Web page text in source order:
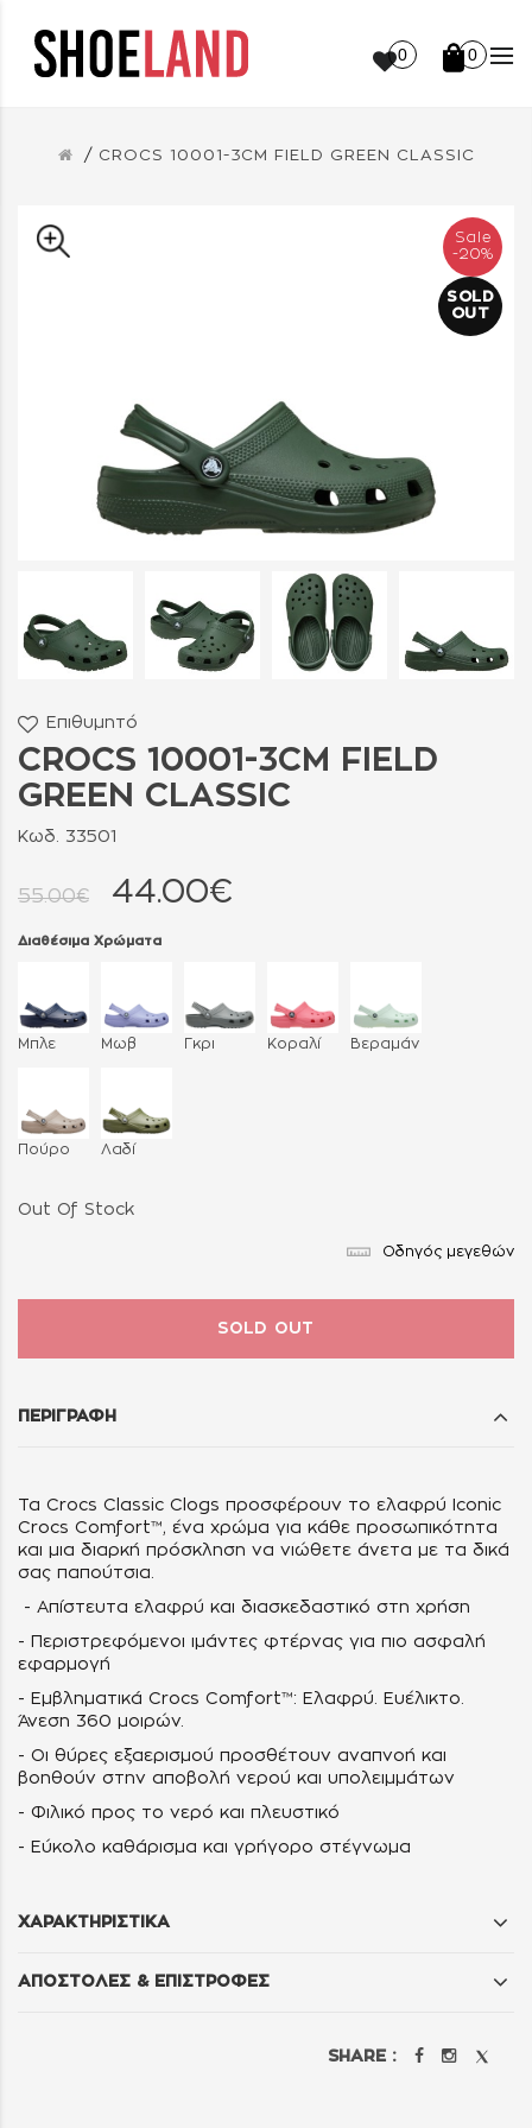
0 0
CROCS 10001-3CM FIELD GREEN CLASSIC
Sale
-20%
SOLD
OUT
Επιθυμητό
CROCS 10001-3CM FIELD
GREEN CLASSIC
Κωδ. 33501
55.00€ 44.00€
Διαθέσιμα Χρώματα
Μπλε Μωβ Γκρι Κοραλί Βεραμάν
Πούρο Λαδί
Out Of Stock
Οδηγός μεγεθών
SOLD OUT
ΠΕΡΙΓΡΑΦΗ
Τα Crocs Classic Clogs προσφέρουν το ελαφρύ Iconic
Crocs Comfort™, ένα χρώμα για κάθε προσωπικότητα
και μια διαρκή πρόσκληση να νιώθετε άνετα με τα δικά
σας παπούτσια.
- Απίστευτα ελαφρύ και διασκεδαστικό στη χρήση
- Περιστρεφόμενοι ιμάντες φτέρνας για πιο ασφαλή
εφαρμογή
- Εμβληματικά Crocs Comfort™: Ελαφρύ. Ευέλικτο.
Άνεση 360 μοιρών.
- Οι θύρες εξαερισμού προσθέτουν αναπνοή και
βοηθούν στην αποβολή νερού και υπολειμμάτων
- Φιλικό προς το νερό και πλευστικό
- Εύκολο καθάρισμα και γρήγορο στέγνωμα
ΧΑΡΑΚΤΗΡΙΣΤΙΚΑ
ΑΠΟΣΤΟΛΕΣ & ΕΠΙΣΤΡΟΦΕΣ
SHARE :